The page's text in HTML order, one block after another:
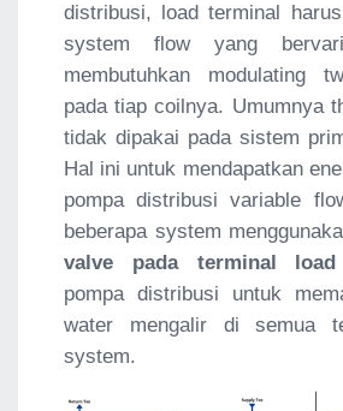
distribusi, load terminal
system flow yang
membutuhkan modulating
pada tiap coilnya. Umumnya
tidak dipakai pada sistem
Hal ini untuk mendapatkan
pompa distribusi variable
beberapa system
valve pada terminal
pompa distribusi untuk
water mengalir di semua
system.